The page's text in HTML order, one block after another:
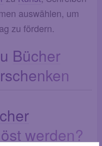
auswählen, um
zu fördern.
Bücher
werden?